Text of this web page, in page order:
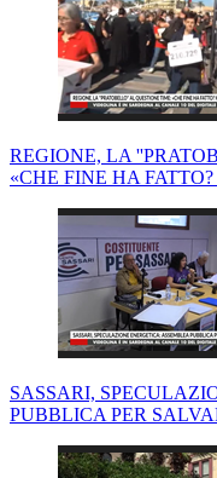
REGIONE, LA
«CHE FINE HA
SASSARI,
PUBBLICA PER